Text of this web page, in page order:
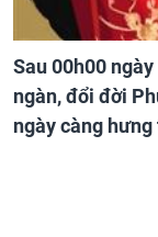
Sau 00h00
ngàn, đổi đời
ngày càng